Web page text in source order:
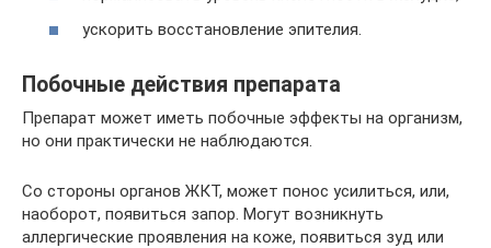
ускорить восстановление эпителия.
Побочные действия препарата
Препарат может иметь побочные эффекты на организм,
но они практически не наблюдаются.
Со стороны органов ЖКТ, может понос усилиться, или,
наоборот, появиться запор. Могут возникнуть
аллергические проявления на коже, появиться зуд или